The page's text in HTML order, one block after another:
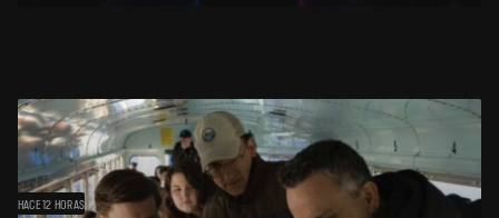
HACE 12 HORAS